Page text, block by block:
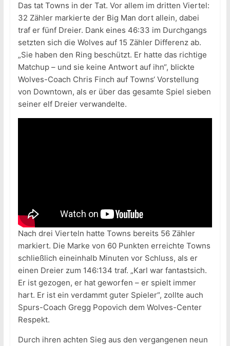
Das tat Towns in der Tat. Vor allem im dritten Viertel:
32 Zähler markierte der Big Man dort allein, dabei
traf er fünf Dreier. Dank eines 46:33 im Durchgangs
setzten sich die Wolves auf 15 Zähler Differenz ab.
„Sie haben den Ring beschützt. Er hatte das richtige
Matchup – und sie keine Antwort auf ihn“, blickte
Wolves-Coach Chris Finch auf Towns‘ Vorstellung
von Downtown, als er über das gesamte Spiel sieben
seiner elf Dreier verwandelte.
Nach drei Vierteln hatte Towns bereits 56 Zähler
markiert. Die Marke von 60 Punkten erreichte Towns
schließlich eineinhalb Minuten vor Schluss, als er
einen Dreier zum 146:134 traf. „Karl war fantastsich.
Er ist gezogen, er hat geworfen – er spielt immer
hart. Er ist ein verdammt guter Spieler“, zollte auch
Spurs-Coach Gregg Popovich dem Wolves-Center
Respekt.
Durch ihren achten Sieg aus den vergangenen neun